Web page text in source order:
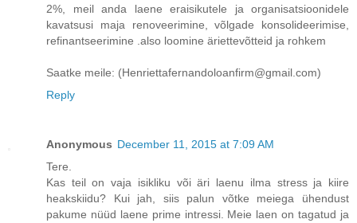
2%, meil anda laene eraisikutele ja organisatsioonidele
kavatsusi maja renoveerimine, võlgade konsolideerimise,
refinantseerimine .also loomine äriettevõtteid ja rohkem
Saatke meile: (Henriettafernandoloanfirm@gmail.com)
Reply
Anonymous December 11, 2015 at 7:09 AM
Tere.
Kas teil on vaja isikliku või äri laenu ilma stress ja kiire
heakskiidu? Kui jah, siis palun võtke meiega ühendust
pakume nüüd laene prime intressi. Meie laen on tagatud ja